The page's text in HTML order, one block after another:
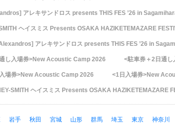
アレキサンドロス presents THIS FES ’26 in
ヘイスミス Presents OSAKA HAZIKETEMAZARE
アレキサンドロス presents THIS FES ’26 in
し入場券>New Acoustic Camp 2026 <駐車券＋2日通
場券>New Acoustic Camp 2026 <1日入場券>New
SMITH ヘイスミス Presents OSAKA HAZIKETEMAZARE
岩手 秋田 宮城 山形 群馬 埼玉 東京 神奈川